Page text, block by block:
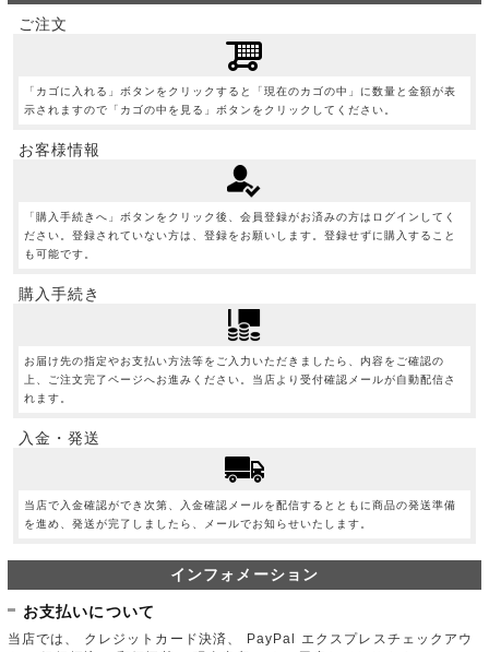
ご注文
「カゴに入れる」ボタンをクリックすると「現在のカゴの中」に数量と金額が表
示されますので「カゴの中を見る」ボタンをクリックしてください。
お客様情報
「購入手続きへ」ボタンをクリック後、会員登録がお済みの方はログインしてく
ださい。登録されていない方は、登録をお願いします。登録せずに購入すること
も可能です。
購入手続き
お届け先の指定やお支払い方法等をご入力いただきましたら、内容をご確認の
上、ご注文完了ページへお進みください。当店より受付確認メールが自動配信さ
れます。
入金・発送
当店で入金確認ができ次第、入金確認メールを配信するとともに商品の発送準備
を進め、発送が完了しましたら、メールでお知らせいたします。
インフォメーション
お支払いについて
当店では、 クレジットカード決済、 PayPal エクスプレスチェックアウ